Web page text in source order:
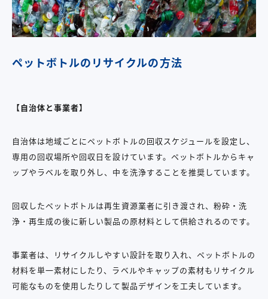
ペットボトルのリサイクルの方法
【自治体と事業者】
自治体は地域ごとにペットボトルの回収スケジュールを設定し、
専用の回収場所や回収日を設けています。ペットボトルからキャ
ップやラベルを取り外し、中を洗浄することを推奨しています。
回収したペットボトルは再生資源業者に引き渡され、粉砕・洗
浄・再生成の後に新しい製品の原材料として供給されるのです。
事業者は、リサイクルしやすい設計を取り入れ、ペットボトルの
材料を単一素材にしたり、ラベルやキャップの素材もリサイクル
可能なものを使用したりして製品デザインを工夫しています。